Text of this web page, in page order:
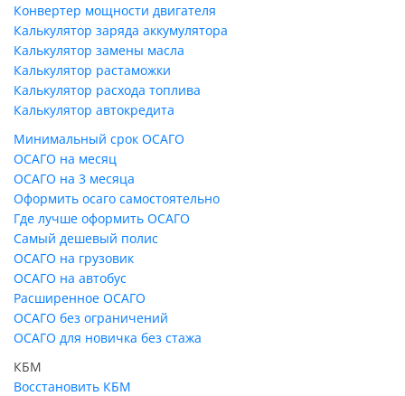
Конвертер мощности двигателя
Калькулятор заряда аккумулятора
Калькулятор замены масла
Калькулятор растаможки
Калькулятор расхода топлива
Калькулятор автокредита
Минимальный срок ОСАГО
ОСАГО на месяц
ОСАГО на 3 месяца
Оформить осаго самостоятельно
Где лучше оформить ОСАГО
Самый дешевый полис
ОСАГО на грузовик
ОСАГО на автобус
Расширенное ОСАГО
ОСАГО без ограничений
ОСАГО для новичка без стажа
КБМ
Восстановить КБМ